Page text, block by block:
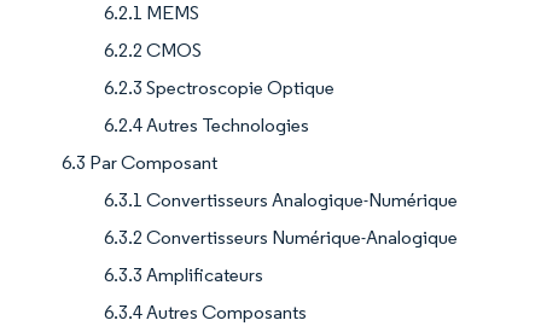
6.2.1 MEMS
6.2.2 CMOS
6.2.3 Spectroscopie Optique
6.2.4 Autres Technologies
6.3 Par Composant
6.3.1 Convertisseurs Analogique-Numérique
6.3.2 Convertisseurs Numérique-Analogique
6.3.3 Amplificateurs
6.3.4 Autres Composants